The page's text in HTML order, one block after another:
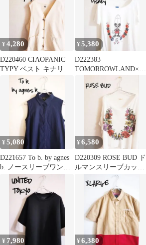
¥4,280
D220460 CIAOPANIC
TYPY ベスト キナリ
¥5,380
D222383
TOMORROWLAND×Dis
neyサーフ染込プリント
Tシャツ
¥5,080
D221657 To b. by agnes
b. ノースリーブワンピ
ース
¥6,580
D220309 ROSE BUD ド
ルマンスリーブカット
¥ 7,980 ¥6,380